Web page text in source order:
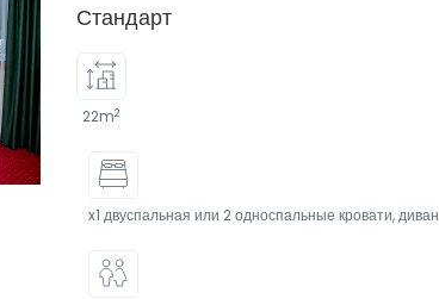
Стандарт
22m2
x1 двуспальная или 2 односпальные кровати, диван